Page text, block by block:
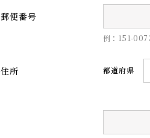
郵便番号
例：151-
住所 都道府県